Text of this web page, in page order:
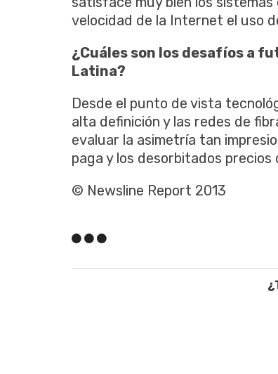
velocidad de la Internet el uso
¿Cuáles son los desafíos a
Latina?
Desde el punto de vista
alta definición y las redes de
evaluar la asimetría tan
paga y los desorbitados precios
© Newsline Report 2013